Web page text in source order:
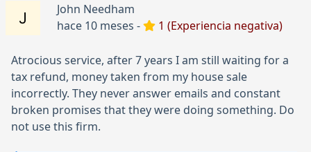
John Needham
hace 10 meses -
1 (Experiencia negativa)
Atrocious service, after 7 years I am still waiting for a
tax refund, money taken from my house sale
incorrectly. They never answer emails and constant
broken promises that they were doing something. Do
not use this firm.